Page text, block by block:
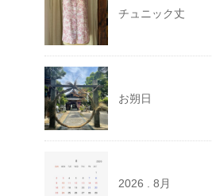
チュニック丈
お朔日
2026 . 8月